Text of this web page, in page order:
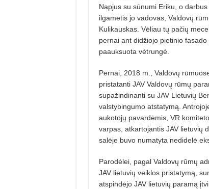
Napjus su sūnumi Eriku, o
ilgametis jo vadovas, Valdovų
Kulikauskas. Vėliau tų pačių
pernai ant didžiojo pietinio
paauksuota vėtrungė.
Pernai, 2018 m., Valdovų
pristatanti JAV Valdovų rūmų
supažindinanti su JAV Lietuvių
valstybingumo atstatymą.
aukotojų pavardėmis, VR
varpas, atkartojantis JAV lietuvių
salėje buvo numatyta nedidelė
Parodėlei, pagal Valdovų rūmų
JAV lietuvių veiklos pristatymą,
atspindėjo JAV lietuvių paramą